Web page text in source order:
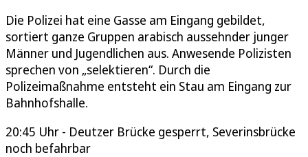
Die Polizei hat eine Gasse am Eingang gebildet,
sortiert ganze Gruppen arabisch aussehnder junger
Männer und Jugendlichen aus. Anwesende Polizisten
sprechen von „selektieren“. Durch die
Polizeimaßnahme entsteht ein Stau am Eingang zur
Bahnhofshalle.
20:45 Uhr - Deutzer Brücke gesperrt, Severinsbrücke
noch befahrbar